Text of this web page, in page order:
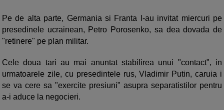
Pe de alta parte, Germania si Franta l-au invitat miercuri pe
presedinele ucrainean, Petro Porosenko, sa dea dovada de
"retinere" pe plan militar.
Cele doua tari au mai anuntat stabilirea unui "contact", in
urmatoarele zile, cu presedintele rus, Vladimir Putin, caruia i
se va cere sa "exercite presiuni" asupra separatistilor pentru
a-i aduce la negocieri.